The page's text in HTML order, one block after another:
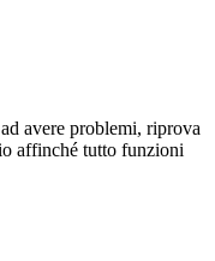
avere problemi, riprova
affinché tutto funzioni